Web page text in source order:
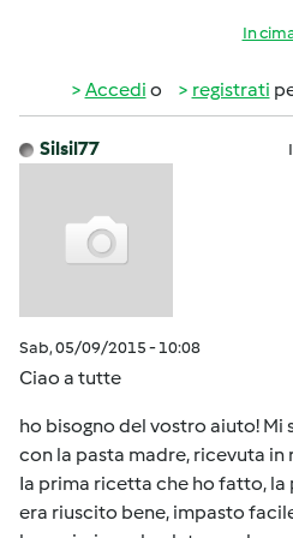
In
Accedi o registrati
Silsil77
Sab, 05/09/2015 - 10:08
Ciao a tutte
ho bisogno del vostro aiuto!
con la pasta madre, ricevuta
Ia prima ricetta che ho fatto,
era riuscito bene, impasto